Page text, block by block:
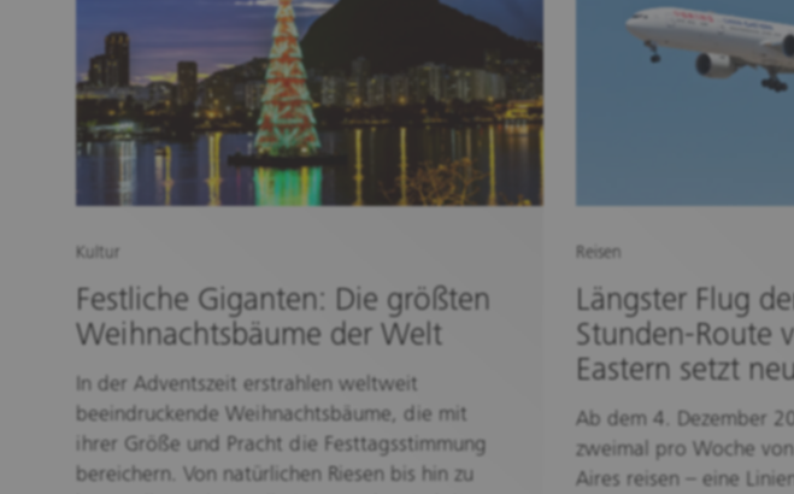
Kultur
Festliche Giganten: Die größten
Weihnachtsbäume der Welt
In der Adventszeit erstrahlen weltweit
beeindruckende Weihnachtsbäume, die mit
ihrer Größe und Pracht die Festtagsstimmung
bereichern. Von natürlichen Riesen bis hin zu
Reisen
Längster Flug
Stunden-Route
Eastern setzt
Ab dem 4. Dezember
zweimal pro Woche
Aires reisen – eine